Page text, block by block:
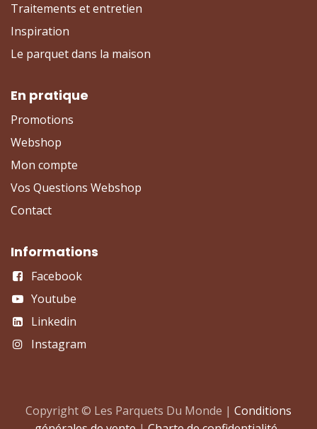
Traitements et entretien
Inspiration
Le parquet dans la maison
En pratique
Promotions
Webshop
Mon compte
Vos Questions Webshop
Contact
Informations
Facebook
Youtube
Linkedin
Instagram
Copyright © Les Parquets Du Monde | Conditions